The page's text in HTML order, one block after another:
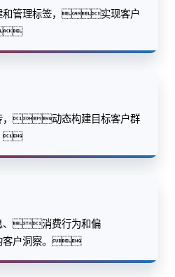
和管理标签，实现客户

，动态构建目标客户群

、消费行为和偏
户洞察。